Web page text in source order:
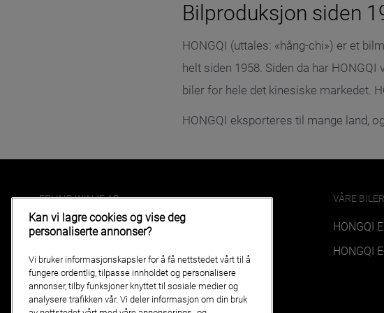
Bilproduksjon siden
HONGQI (uttales: «hång-chi») er et
helt siden 1958. Siden da har
biler for hele det kinesiske markedet.
HONGQI eksporteres til mange land,
ERLING WINJE AS
Telefon71 58 81 10
Ansatte
Kart og adresse
VÅRE BILER
HONGQI
HONGQI
Kan vi lagre cookies og vise deg
personaliserte annonser?
Vi bruker informasjonskapsler for å få nettstedet vårt til å
fungere ordentlig, tilpasse innholdet og personalisere
annonser, tilby funksjoner knyttet til sosiale medier og
analysere trafikken vår. Vi deler informasjon om din bruk